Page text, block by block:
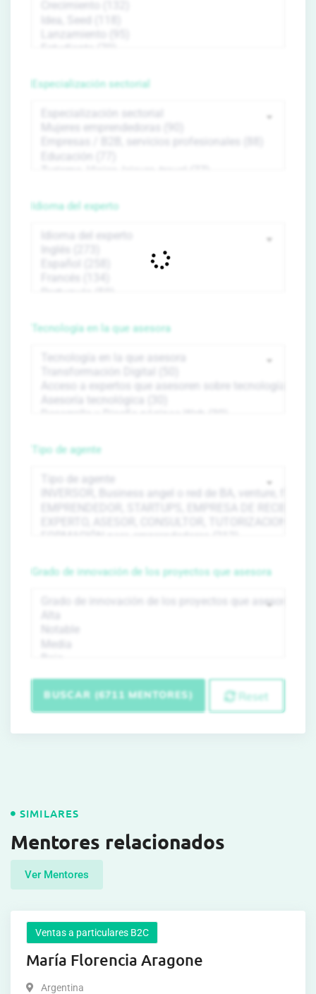
Especialización sectorial
Idioma del experto
Tecnología en la que asesora
Tipo de agente
Grado de innovación de los proyectos que asesora
BUSCAR (6711 MENTORES) Reset
SIMILARES
Mentores relacionados
Ver Mentores
Ventas a particulares B2C
María Florencia Aragone
Argentina